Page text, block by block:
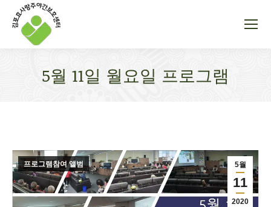
5월 11일 월요일 프로그램
5월
11
2020
프로그램참여 앨범